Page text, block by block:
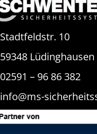
Stadtfeldstr. 10
59348 Lüdinghausen
02591 – 96 86 382
info@ms-